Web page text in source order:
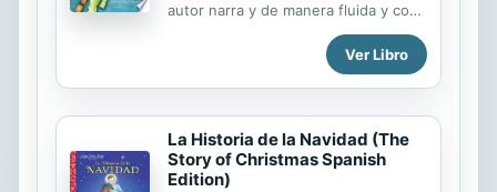
mismo nombre, La Bella Durmiente
es un clásico lleno de magia e intriga
autor narra y de manera fluida y con
alguna dosis de suspenso, ternura y
moción, divertidas historias de
animales salvajes, reptiles y otros,
obligado por la contaminación y los
cazadores a “huir” constantemente
durante su propia hábitat.
Ver Libro
La Historia de la Navidad (The
Story of Christmas Spanish
Edition)